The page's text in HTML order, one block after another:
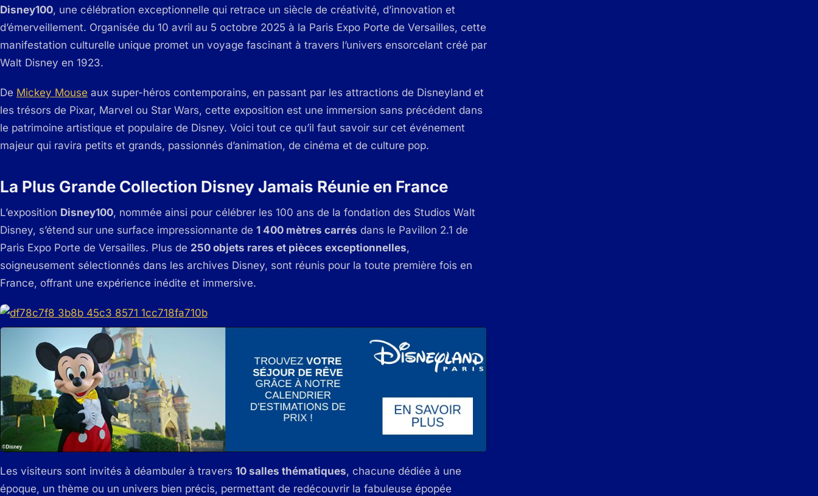
Disney100, une célébration exceptionnelle qui retrace un siècle de créativité, d’innovation et
d’émerveillement. Organisée du 10 avril au 5 octobre 2025 à la Paris Expo Porte de Versailles, cette
manifestation culturelle unique promet un voyage fascinant à travers l’univers ensorcelant créé par
Walt Disney en 1923.
De Mickey Mouse aux super-héros contemporains, en passant par les attractions de Disneyland et
les trésors de Pixar, Marvel ou Star Wars, cette exposition est une immersion sans précédent dans
le patrimoine artistique et populaire de Disney. Voici tout ce qu’il faut savoir sur cet événement
majeur qui ravira petits et grands, passionnés d’animation, de cinéma et de culture pop.
La Plus Grande Collection Disney Jamais Réunie en France
L’exposition Disney100, nommée ainsi pour célébrer les 100 ans de la fondation des Studios Walt
Disney, s’étend sur une surface impressionnante de 1 400 mètres carrés dans le Pavillon 2.1 de
Paris Expo Porte de Versailles. Plus de 250 objets rares et pièces exceptionnelles,
soigneusement sélectionnés dans les archives Disney, sont réunis pour la toute première fois en
France, offrant une expérience inédite et immersive.
Les visiteurs sont invités à déambuler à travers 10 salles thématiques, chacune dédiée à une
époque, un thème ou un univers bien précis, permettant de redécouvrir la fabuleuse épopée